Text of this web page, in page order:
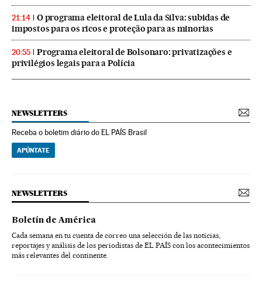
21:14
O programa eleitoral de Lula da Silva: subidas de
impostos para os ricos e proteção para as minorias
20:55
Programa eleitoral de Bolsonaro: privatizações e
privilégios legais para a Polícia
NEWSLETTERS
Receba o boletim diário do EL PAÍS Brasil
APÚNTATE
NEWSLETTERS
Boletín de América
Cada semana en tu cuenta de correo una selección de las noticias,
reportajes y análisis de los periodistas de EL PAÍS con los acontecimientos
más relevantes del continente.